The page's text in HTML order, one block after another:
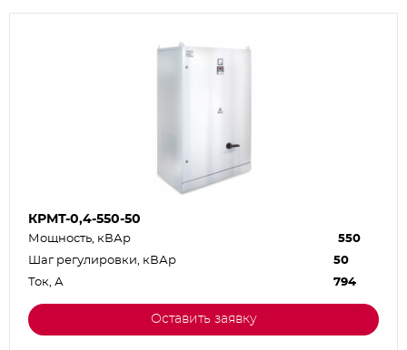
КРМТ-0,4-550-50
Мощность, кВАр
550
Шаг регулировки, кВАр
50
Ток, А
794
Оставить заявку